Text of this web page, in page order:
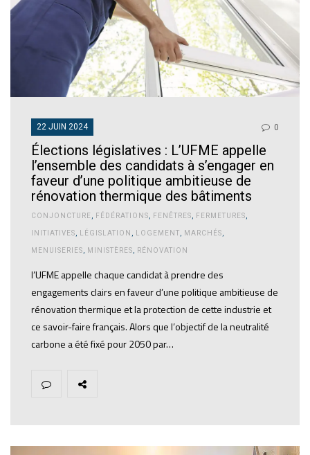
22 JUIN 2024 0
Élections législatives : L’UFME appelle
l’ensemble des candidats à s’engager en
faveur d’une politique ambitieuse de
rénovation thermique des bâtiments
CONJONCTURE FÉDÉRATIONS FENÊTRES FERMETURES
INITIATIVES LÉGISLATION LOGEMENT MARCHÉS
MENUISERIES MINISTÈRES RÉNOVATION
l’UFME appelle chaque candidat à prendre des
engagements clairs en faveur d’une politique ambitieuse de
rénovation thermique et la protection de cette industrie et
ce savoir-faire français. Alors que l’objectif de la neutralité
carbone a été fixé pour 2050 par…